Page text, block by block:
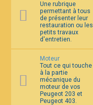
n
Une rubrique
permettant à tous
de présenter leur
restauration ou les
petits travaux
d'entretien.
Moteur
Tout ce qui touche
à la partie
mécanique du
moteur de vos
Peugeot 203 et
Peugeot 403.